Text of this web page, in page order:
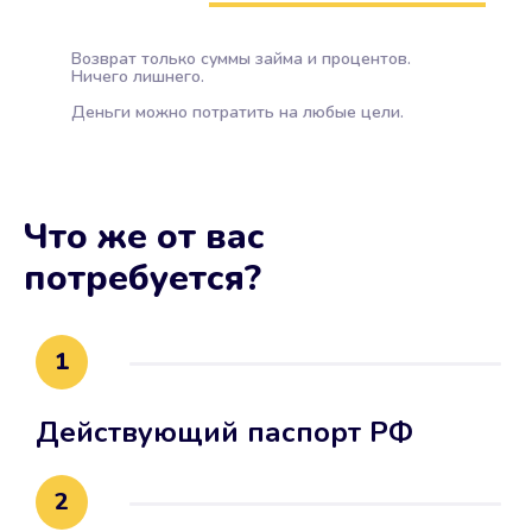
Возврат только суммы займа и процентов.
Ничего лишнего.
Деньги можно потратить на любые цели.
Что же от вас
потребуется?
1
Действующий паспорт РФ
2